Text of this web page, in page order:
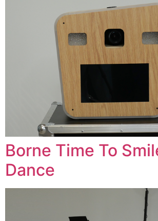
Borne Time To
Dance